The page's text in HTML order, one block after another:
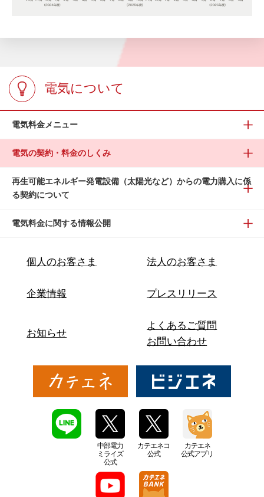
電気について
電気料金メニュー
電気の契約・料金のしくみ
再生可能エネルギー発電設備（太陽光など）からの電力購入に係
る契約について
電気料金に関する情報公開
個人のお客さま 法人のお客さま
企業情報 プレスリリース
お知らせ
よくあるご質問
お問い合わせ
中部電力
ミライズ
公式
カテエネコ
公式
カテエネ
公式アプリ